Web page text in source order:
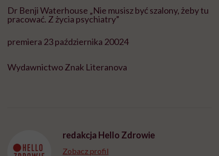
Dr Benji Waterhouse „Nie musisz być szalony, żeby tu
pracować. Z życia psychiatry”
premiera 23 października 20024
Wydawnictwo Znak Literanova
redakcja Hello Zdrowie
Zobacz profil